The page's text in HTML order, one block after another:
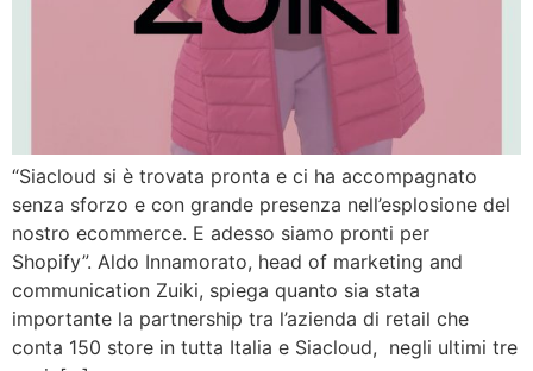
“Siacloud si è trovata pronta e ci ha accompagnato
senza sforzo e con grande presenza nell’esplosione del
nostro ecommerce. E adesso siamo pronti per
Shopify”. Aldo Innamorato, head of marketing and
communication Zuiki, spiega quanto sia stata
importante la partnership tra l’azienda di retail che
conta 150 store in tutta Italia e Siacloud, negli ultimi tre